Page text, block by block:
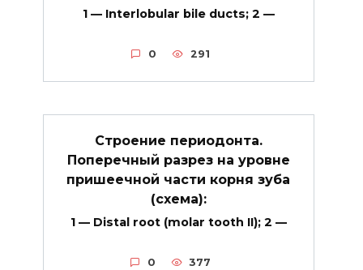
1 — Interlobular bile ducts; 2 —
0 291
Строение периодонта.
Поперечный разрез на уровне
пришеечной части корня зуба
(схема):
1 — Distal root (molar tooth II); 2 —
0 377